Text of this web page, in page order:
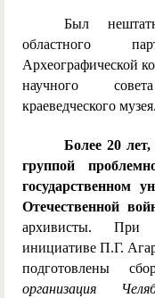
Был
областного
Археографической
научного
краеведческого музея.
Более 20
группой
государственном
Отечественной
архивисты. При
инициативе П.Г.
подготовлены
организация